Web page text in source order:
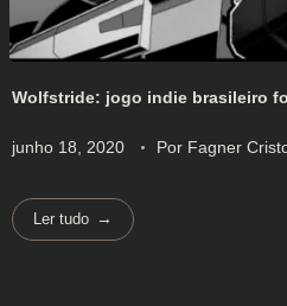
Wolfstride: jogo indie brasileiro
junho 18, 2020 Por Fagner
Ler tudo